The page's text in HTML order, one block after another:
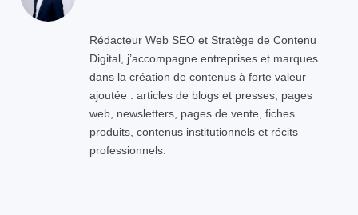
Rédacteur Web SEO et Stratège de Contenu
Digital, j’accompagne entreprises et marques
dans la création de contenus à forte valeur
ajoutée : articles de blogs et presses, pages
web, newsletters, pages de vente, fiches
produits, contenus institutionnels et récits
professionnels.